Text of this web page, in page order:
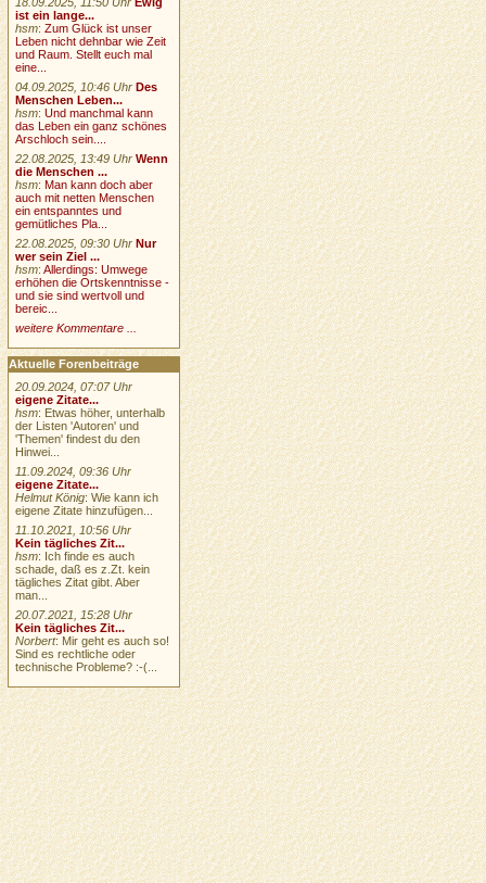
ist ein lange...
hsm:Zum Glück ist unser
Leben nicht dehnbar wie Zeit
und Raum. Stellt euch mal
eine...
04.09.2025, 10:46 Uhr Des
Menschen Leben...
hsm:Und manchmal kann
das Leben ein ganz schönes
Arschloch sein....
22.08.2025, 13:49 Uhr Wenn
die Menschen ...
hsm:Man kann doch aber
auch mit netten Menschen
ein entspanntes und
gemütliches Pla...
22.08.2025, 09:30 Uhr Nur
wer sein Ziel ...
hsm:Allerdings: Umwege
erhöhen die Ortskenntnisse -
und sie sind wertvoll und
bereic...
weitere Kommentare ...
Aktuelle Forenbeiträge
20.09.2024, 07:07 Uhr
eigene Zitate...
hsm: Etwas höher, unterhalb
der Listen 'Autoren' und
'Themen' findest du den
Hinwei...
11.09.2024, 09:36 Uhr
eigene Zitate...
Helmut König: Wie kann ich
eigene Zitate hinzufügen...
11.10.2021, 10:56 Uhr
Kein tägliches Zit...
hsm: Ich finde es auch
schade, daß es z.Zt. kein
tägliches Zitat gibt. Aber
man...
20.07.2021, 15:28 Uhr
Kein tägliches Zit...
Norbert: Mir geht es auch so!
Sind es rechtliche oder
technische Probleme? :-(...